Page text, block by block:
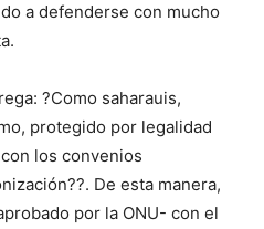
a defenderse con mucho
?Como saharauis,
protegido por legalidad
los convenios
De esta manera,
por la ONU- con el